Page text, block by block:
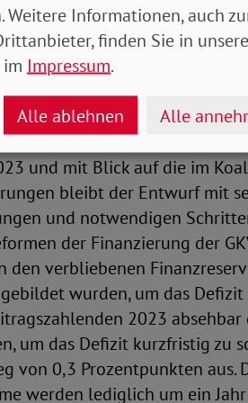
bezifferten ein
Euro. Nach Berechnungen
das Defizit wegen des
belaufen. In Anbetracht
und mit Blick auf die im
bleibt der Entwurf mit
und notwendigen
der Finanzierung der
verbliebenen
wurden, um das
2023
um das Defizit kurzfristig zu
von 0,3 Prozentpunkten aus.
werden lediglich um ein
Informationen, auch
finden Sie in
Impressum.
Alle ablehnen Alle